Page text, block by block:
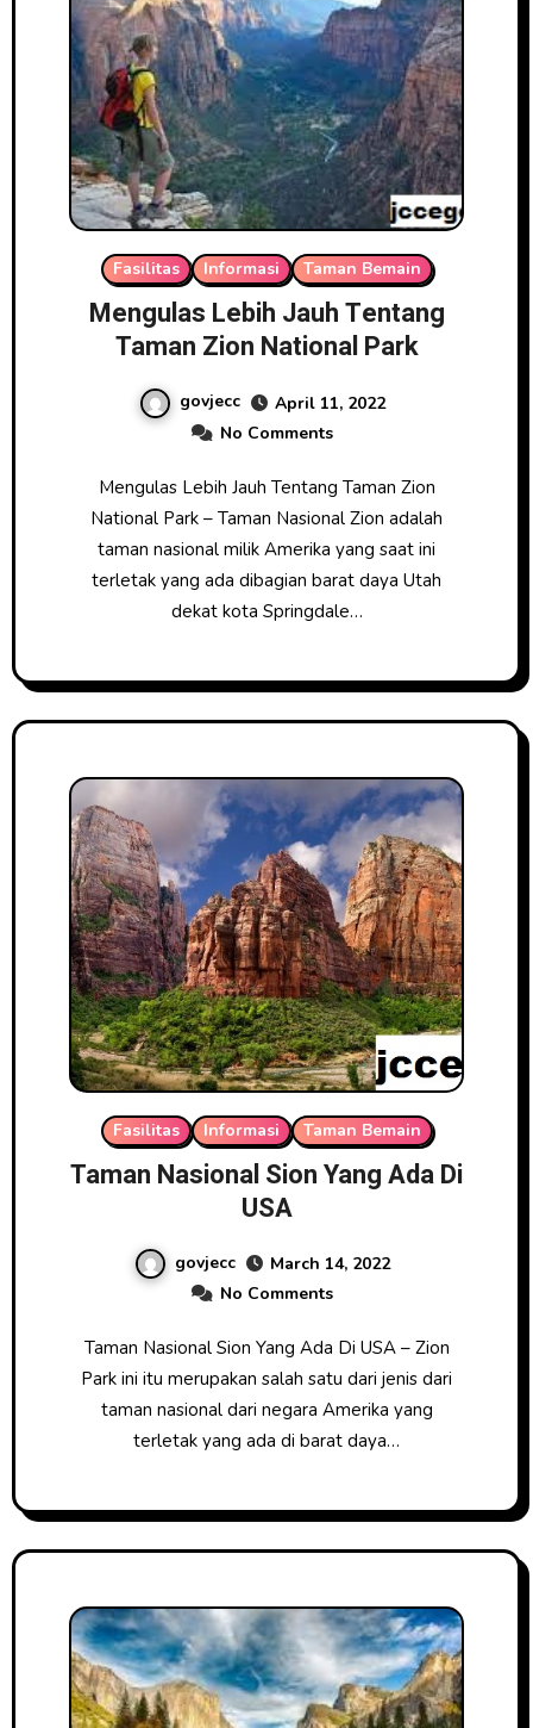
Fasilitas Informasi Taman Bemain
Mengulas Lebih Jauh Tentang
Taman Zion National Park
govjecc
April 11, 2022
No Comments
Mengulas Lebih Jauh Tentang Taman Zion
National Park – Taman Nasional Zion adalah
taman nasional milik Amerika yang saat ini
terletak yang ada dibagian barat daya Utah
dekat kota Springdale…
Fasilitas Informasi Taman Bemain
Taman Nasional Sion Yang Ada Di
USA
govjecc
March 14, 2022
No Comments
Taman Nasional Sion Yang Ada Di USA – Zion
Park ini itu merupakan salah satu dari jenis dari
taman nasional dari negara Amerika yang
terletak yang ada di barat daya…